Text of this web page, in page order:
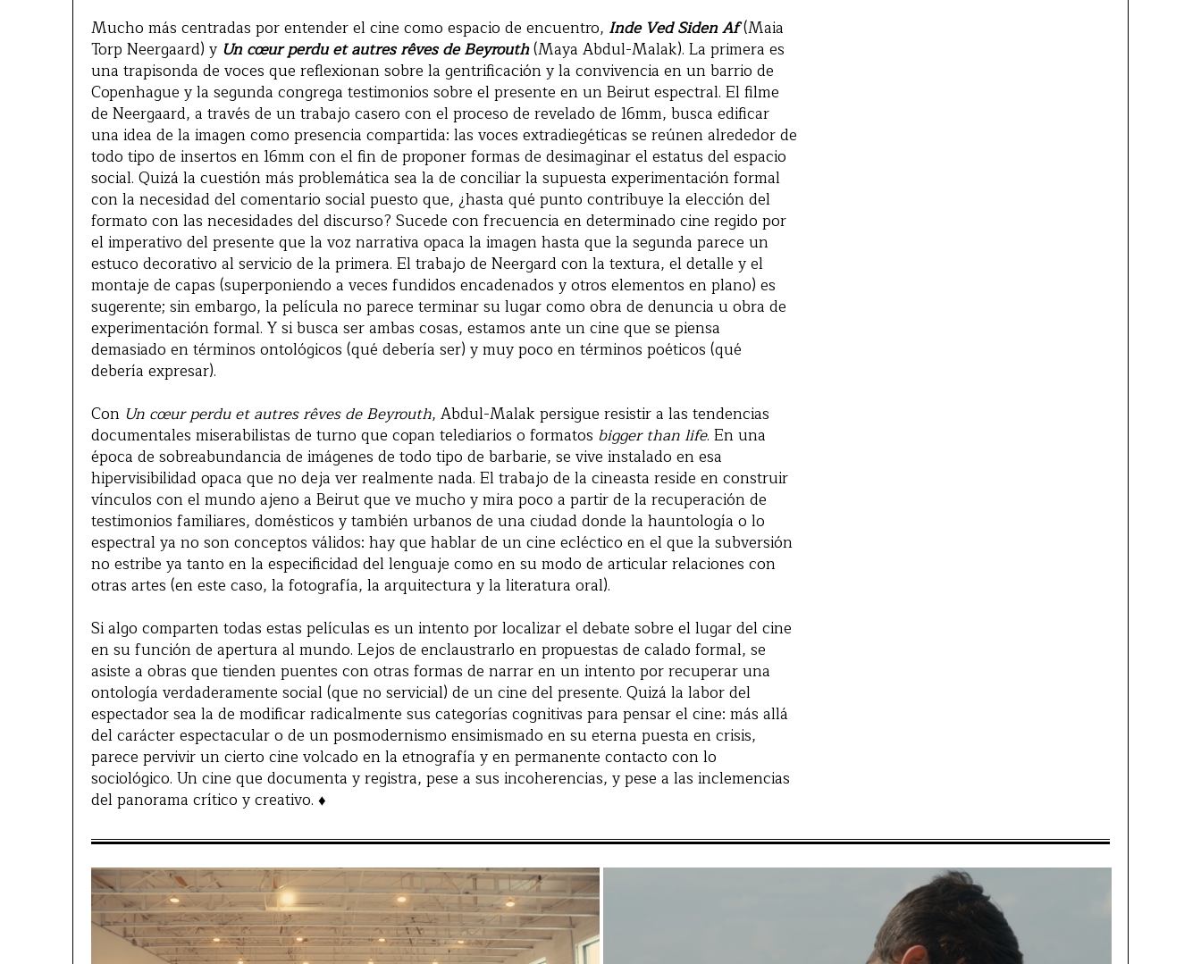
Mucho más centradas por entender el cine como espacio de encuentro, Inde Ved Siden Af(Maia
Torp Neergaard) y Un cœur perdu et autres rêves de Beyrouth(Maya Abdul-Malak). La primera es
una trapisonda de voces que reflexionan sobre la gentrificación y la convivencia en un barrio de
Copenhague y la segunda congrega testimonios sobre el presente en un Beirut espectral. El filme
de Neergaard, a través de un trabajo casero con el proceso de revelado de 16mm, busca edificar
una idea de la imagen como presencia compartida: las voces extradiegéticas se reúnen alrededor de
todo tipo de insertos en 16mm con el fin de proponer formas de desimaginar el estatus del espacio
social. Quizá la cuestión más problemática sea la de conciliar la supuesta experimentación formal
con la necesidad del comentario social puesto que, ¿hasta qué punto contribuye la elección del
formato con las necesidades del discurso? Sucede con frecuencia en determinado cine regido por
el imperativo del presente que la voz narrativa opaca la imagen hasta que la segunda parece un
estuco decorativo al servicio de la primera. El trabajo de Neergard con la textura, el detalle y el
montaje de capas (superponiendo a veces fundidos encadenados y otros elementos en plano) es
sugerente; sin embargo, la película no parece terminar su lugar como obra de denuncia u obra de
experimentación formal. Y si busca ser ambas cosas, estamos ante un cine que se piensa
demasiado en términos ontológicos (qué debería ser) y muy poco en términos poéticos (qué
debería expresar).
Con Un cœur perdu et autres rêves de Beyrouth, Abdul-Malak persigue resistir a las tendencias
documentales miserabilistas de turno que copan telediarios o formatos bigger than life. En una
época de sobreabundancia de imágenes de todo tipo de barbarie, se vive instalado en esa
hipervisibilidad opaca que no deja ver realmente nada. El trabajo de la cineasta reside en construir
vínculos con el mundo ajeno a Beirut que ve mucho y mira poco a partir de la recuperación de
testimonios familiares, domésticos y también urbanos de una ciudad donde la hauntología o lo
espectral ya no son conceptos válidos: hay que hablar de un cine ecléctico en el que la subversión
no estribe ya tanto en la especificidad del lenguaje como en su modo de articular relaciones con
otras artes (en este caso, la fotografía, la arquitectura y la literatura oral).
Si algo comparten todas estas películas es un intento por localizar el debate sobre el lugar del cine
en su función de apertura al mundo. Lejos de enclaustrarlo en propuestas de calado formal, se
asiste a obras que tienden puentes con otras formas de narrar en un intento por recuperar una
ontología verdaderamente social (que no servicial) de un cine del presente. Quizá la labor del
espectador sea la de modificar radicalmente sus categorías cognitivas para pensar el cine: más allá
del carácter espectacular o de un posmodernismo ensimismado en su eterna puesta en crisis,
parece pervivir un cierto cine volcado en la etnografía y en permanente contacto con lo
sociológico. Un cine que documenta y registra, pese a sus incoherencias, y pese a las inclemencias
del panorama crítico y creativo. ♦